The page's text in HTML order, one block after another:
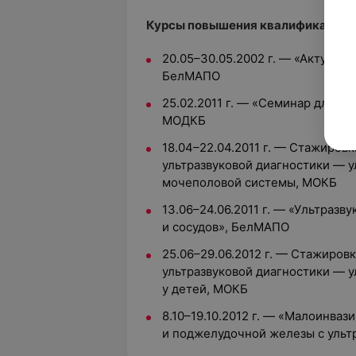
Курсы повышения квалификации:
20.05–30.05.2002 г. —
БелМАПО
25.02.2011 г. — «Семинар для
МОДКБ
18.04–22.04.2011 г. —
ультразвуковой диагностики —
мочеполовой системы, МОКБ
13.06–24.06.2011 г. —
и сосудов», БелМАПО
25.06–29.06.2012 г. —
ультразвуковой диагностики —
у детей, МОКБ
8.10–19.10.2012 г. —
и поджелудочной железы с